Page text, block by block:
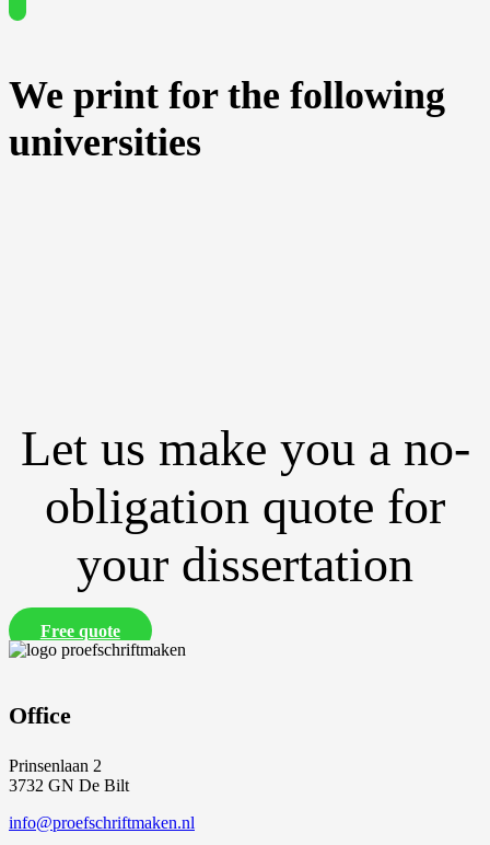
We print for the following
universities
Let us make you a no-
obligation quote for
your dissertation
Free quote
Office
Prinsenlaan 2
3732 GN De Bilt
info@proefschriftmaken.nl